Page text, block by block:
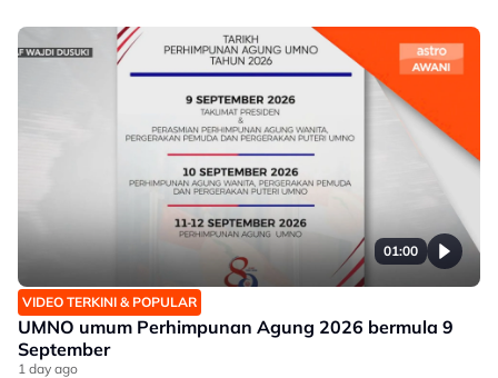
01:00
VIDEO TERKINI & POPULAR
UMNO umum Perhimpunan Agung 2026 bermula 9
September
1 day ago